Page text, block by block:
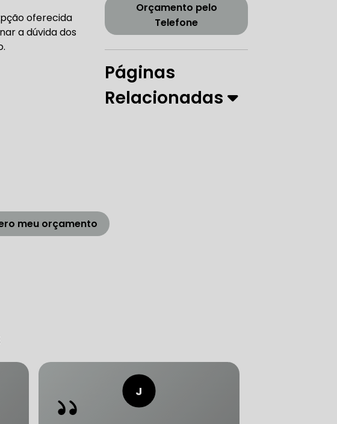
PAULO
DIREÇÃO HIDRÁULICA
FREIO DE AUTOMÓVEL
oferecida
a dúvida dos
Orçamento pelo
Telefone
Páginas
Relacionadas
meu orçamento